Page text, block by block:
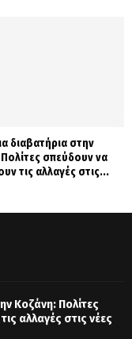
διαβατήρια στην
σπεύδουν να
τις αλλαγές στις...
Κοζάνη: Πολίτες
αλλαγές στις νέες